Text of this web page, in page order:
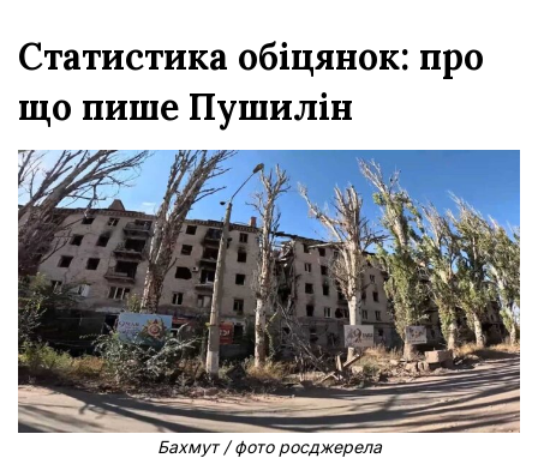
Статистика обіцянок: про
що пише Пушилін
Бахмут / фото росджерела